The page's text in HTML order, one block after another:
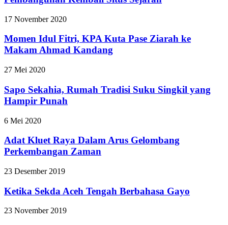
17 November 2020
Momen Idul Fitri, KPA Kuta Pase Ziarah ke
Makam Ahmad Kandang
27 Mei 2020
Sapo Sekahia, Rumah Tradisi Suku Singkil yang
Hampir Punah
6 Mei 2020
Adat Kluet Raya Dalam Arus Gelombang
Perkembangan Zaman
23 Desember 2019
Ketika Sekda Aceh Tengah Berbahasa Gayo
23 November 2019